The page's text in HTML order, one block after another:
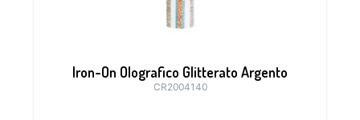
Iron-On Olografico Glitterato Argento
CR2004140